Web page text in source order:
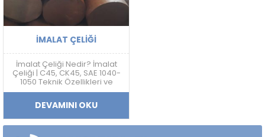
İMALAT ÇELIĞI
İmalat Çeliği Nedir? İmalat
Çeliği | C45, CK45, SAE 1040-
1050 Teknik Özellikleri ve
Fiyatları İmalat çeliği; makine,
otomotiv, savunma sanayi,
kalıp ve mekanik sistem
üretimlerinde yaygın
kullanılan karbon esaslı
DEVAMINI OKU